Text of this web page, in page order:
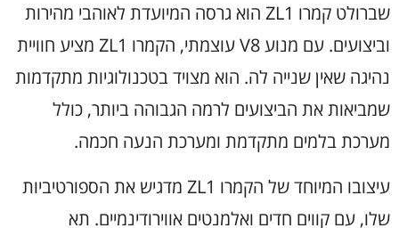
שברולט קמרו ZL1 הוא גרסה המיועדת לאוהבי מהירות
וביצועים. עם מנוע V8 עוצמתי, הקמרו ZL1 מציע חוויית
נהיגה שאין שנייה לה. הוא מצויד בטכנולוגיות מתקדמות
שמביאות את הביצועים לרמה הגבוהה ביותר, כולל
מערכת בלמים מתקדמת ומערכת הנעה חכמה.
עיצובו המיוחד של הקמרו ZL1 מדגיש את הספורטיביות
שלו, עם קווים חדים ואלמנטים אווירודינמיים. תא